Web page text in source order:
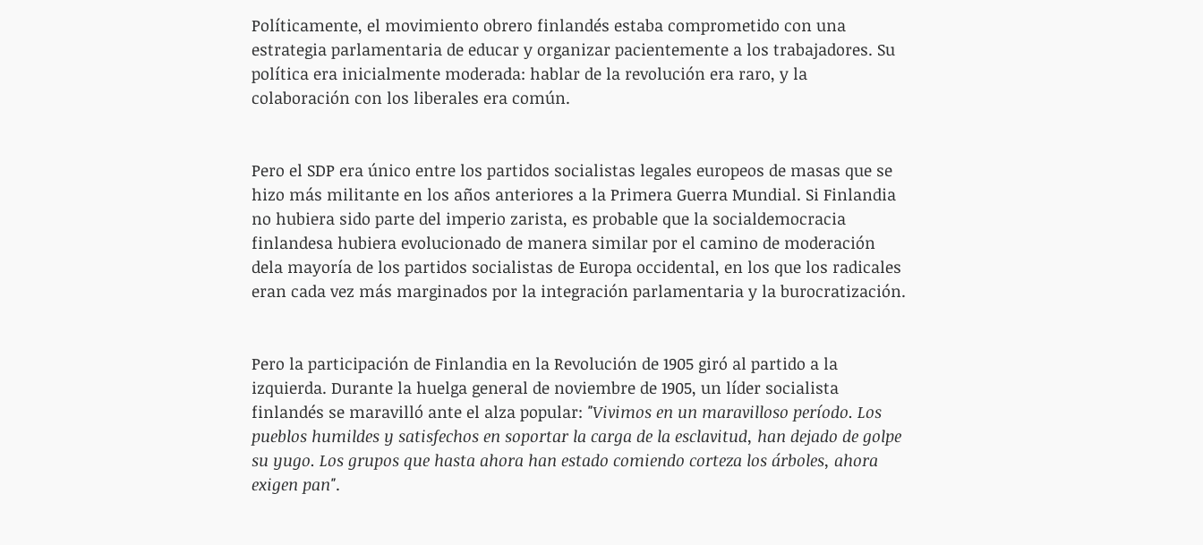
Políticamente, el movimiento obrero finlandés estaba comprometido con una
estrategia parlamentaria de educar y organizar pacientemente a los trabajadores. Su
política era inicialmente moderada: hablar de la revolución era raro, y la
colaboración con los liberales era común.
Pero el SDP era único entre los partidos socialistas legales europeos de masas que se
hizo más militante en los años anteriores a la Primera Guerra Mundial. Si Finlandia
no hubiera sido parte del imperio zarista, es probable que la socialdemocracia
finlandesa hubiera evolucionado de manera similar por el camino de moderación
dela mayoría de los partidos socialistas de Europa occidental, en los que los radicales
eran cada vez más marginados por la integración parlamentaria y la burocratización.
Pero la participación de Finlandia en la Revolución de 1905 giró al partido a la
izquierda. Durante la huelga general de noviembre de 1905, un líder socialista
finlandés se maravilló ante el alza popular: "Vivimos en un maravilloso período. Los
pueblos humildes y satisfechos en soportar la carga de la esclavitud, han dejado de golpe
su yugo. Los grupos que hasta ahora han estado comiendo corteza los árboles, ahora
exigen pan".